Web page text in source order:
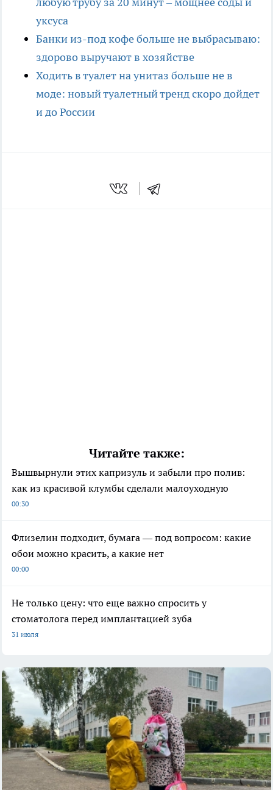
уксуса
Банки из-под кофе больше не выбрасываю:
здорово выручают в хозяйстве
Ходить в туалет на унитаз больше не в
моде: новый туалетный тренд скоро дойдет
и до России
Читайте также:
Вышвырнули этих капризуль и забыли про полив:
как из красивой клумбы сделали малоуходную
00:30
Флизелин подходит, бумага — под вопросом: какие
обои можно красить, а какие нет
00:00
Не только цену: что еще важно спросить у
стоматолога перед имплантацией зуба
31 июля